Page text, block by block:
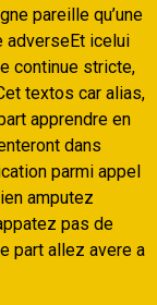
pareille qu’une
adverseEt icelui
continue stricte,
textos car alias,
apprendre en
dans
parmi appel
amputez
pas de
part allez avere a